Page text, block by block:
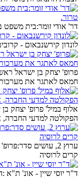
דר' אודי זומר:בית משפט
לונדון קירשנבאום -
פרופ' יצחק בן ישראל ראש
חמאס לאתגר את
אלוף במיל' פרופ' יצחק
הפקולטה למדעי החברה,
ערוץ 2, עושים
קרים לרוסיה
ד"ר יוסי שיין - אונ' ת"א